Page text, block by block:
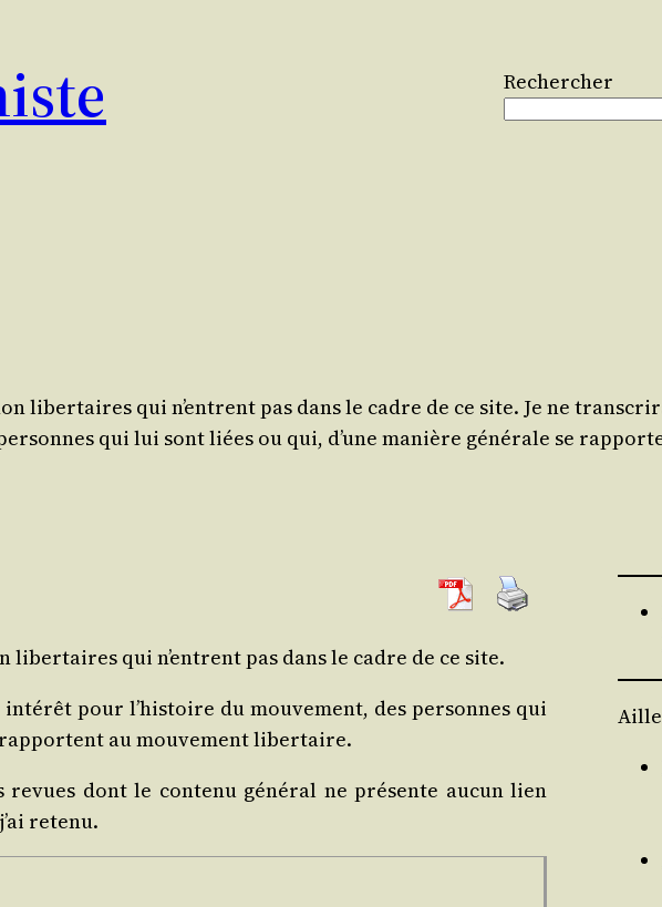
Rechercher
liber­taires qui n’entrent pas dans le cadre de ce site. Je ne
qui lui sont liées ou qui, d’une manière géné­rale se
qui n’entrent pas dans le cadre de ce site.
pour l’histoire du mou­ve­ment, des per­sonnes qui
au mou­ve­ment libertaire.
revues dont le conte­nu géné­ral ne pré­sente aucun lien
retenu.